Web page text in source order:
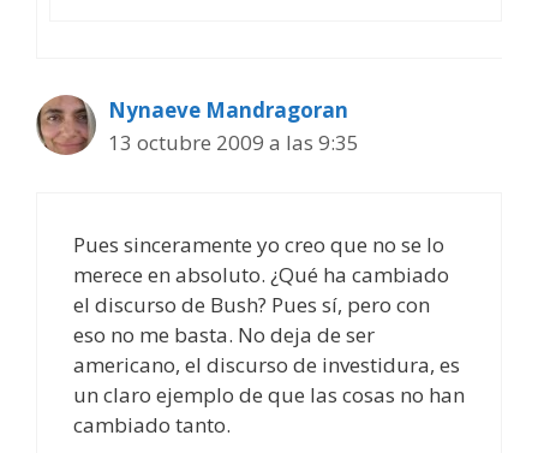
Nynaeve Mandragoran
13 octubre 2009 a las 9:35
Pues sinceramente yo creo que no se lo
merece en absoluto. ¿Qué ha cambiado
el discurso de Bush? Pues sí, pero con
eso no me basta. No deja de ser
americano, el discurso de investidura, es
un claro ejemplo de que las cosas no han
cambiado tanto.